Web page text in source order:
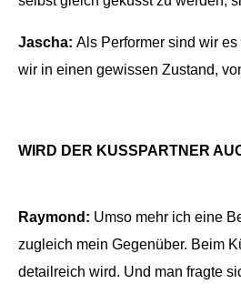
Jascha: Als Performer sind wir
wir in einen gewissen Zustand,
WIRD DER KUSSPARTNER
Raymond: Umso mehr ich eine
zugleich mein Gegenüber. Beim
detailreich wird. Und man fragte